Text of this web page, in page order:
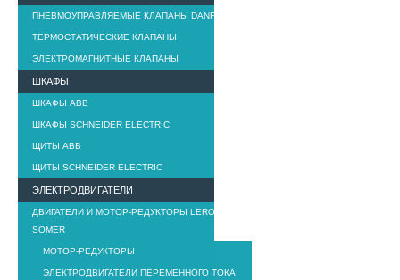
ПНЕВМОУПРАВЛЯЕМЫЕ КЛАПАНЫ DANFOSS
ТЕРМОСТАТИЧЕСКИЕ КЛАПАНЫ
ЭЛЕКТРОМАГНИТНЫЕ КЛАПАНЫ
ШКАФЫ
ШКАФЫ ABB
ШКАФЫ SCHNEIDER ELECTRIC
ЩИТЫ ABB
ЩИТЫ SCHNEIDER ELECTRIC
ЭЛЕКТРОДВИГАТЕЛИ
ДВИГАТЕЛИ И МОТОР-РЕДУКТОРЫ LEROY
SOMER
МОТОР-РЕДУКТОРЫ
ЭЛЕКТРОДВИГАТЕЛИ ПЕРЕМЕННОГО ТОКА